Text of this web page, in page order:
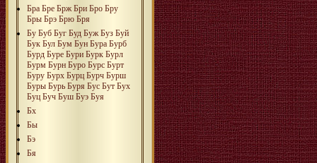
Бра Бре Брж Бри Бро Бру
Бры Брэ Брю Бря
Бу Буб Буг Буд Буж Буз Буй
Бук Бул Бум Бун Бура Бурб
Бурд Буре Бури Бурк Бурл
Бурм Бурн Буро Бурс Бурт
Буру Бурх Бурц Бурч Бурш
Буры Бурь Буря Бус Бут Бух
Буц Буч Буш Буэ Буя
Бх
Бы
Бэ
Бя